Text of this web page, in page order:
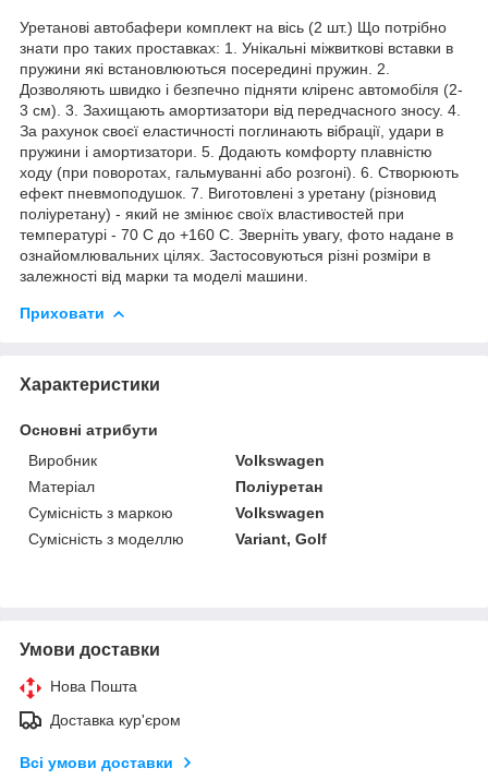
Уретанові автобафери комплект на вісь (2 шт.) Що потрібно
знати про таких проставках: 1. Унікальні міжвиткові вставки в
пружини які встановлюються посередині пружин. 2.
Дозволяють швидко і безпечно підняти кліренс автомобіля (2-
3 см). 3. Захищають амортизатори від передчасного зносу. 4.
За рахунок своєї еластичності поглинають вібрації, удари в
пружини і амортизатори. 5. Додають комфорту плавністю
ходу (при поворотах, гальмуванні або розгоні). 6. Створюють
ефект пневмоподушок. 7. Виготовлені з уретану (різновид
поліуретану) - який не змінює своїх властивостей при
температурі - 70 С до +160 С. Зверніть увагу, фото надане в
ознайомлювальних цілях. Застосовуються різні розміри в
залежності від марки та моделі машини.
Приховати
Характеристики
Основні атрибути
Виробник
Volkswagen
Матеріал
Поліуретан
Сумісність з маркою
Volkswagen
Сумісність з моделлю
Variant, Golf
Умови доставки
Нова Пошта
Доставка кур'єром
Всі умови доставки